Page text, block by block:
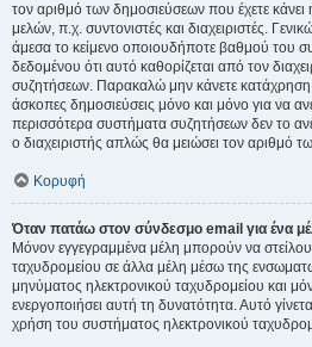
τον αριθμό των δημοσιεύσεων που έχετε κάνει
μελών, π.χ. συντονιστές και διαχειριστές.
άμεσα το κείμενο οποιουδήποτε βαθμού του
δεδομένου ότι αυτό καθορίζεται από τον
συζητήσεων. Παρακαλώ μην κάνετε
άσκοπες δημοσιεύσεις μόνο και μόνο για να
περισσότερα συστήματα συζητήσεων δεν το
ο διαχειριστής απλώς θα μειώσει τον αριθμό
Κορυφή
Όταν πατάω στον σύνδεσμο email για ένα
Μόνον εγγεγραμμένα μέλη μπορούν να
ταχυδρομείου σε άλλα μέλη μέσω της
μηνύματος ηλεκτρονικού ταχυδρομείου και
ενεργοποιήσει αυτή τη δυνατότητα. Αυτό
χρήση του συστήματος ηλεκτρονικού